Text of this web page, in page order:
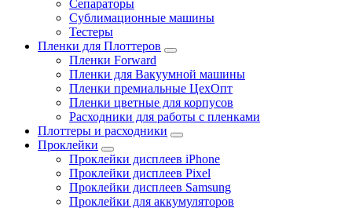
Сепараторы
Сублимационные машины
Тестеры
Пленки для Плоттеров
Пленки Forward
Пленки для Вакуумной машины
Пленки премиальные ЦехОпт
Пленки цветные для корпусов
Расходники для работы с пленками
Плоттеры и расходники
Проклейки
Проклейки дисплеев iPhone
Проклейки дисплеев Pixel
Проклейки дисплеев Samsung
Проклейки для аккумуляторов